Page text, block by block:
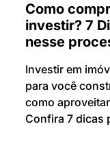
Como
investir? 7
nesse
Investir em
para você
como
Confira 7 dicas